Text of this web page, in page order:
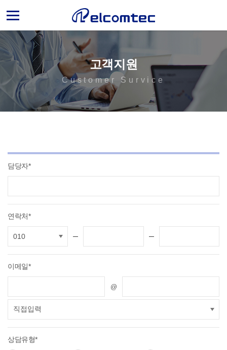
엘
컴
텍
Customer Survice
고객지원
담당자*
연락처*
이메일*
@
상담유형*